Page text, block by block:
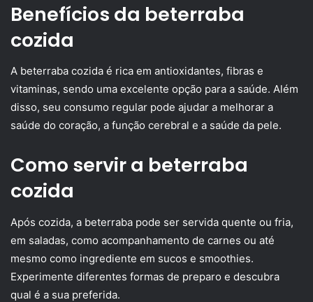
Benefícios da beterraba
cozida
A beterraba cozida é rica em antioxidantes, fibras e
vitaminas, sendo uma excelente opção para a saúde. Além
disso, seu consumo regular pode ajudar a melhorar a
saúde do coração, a função cerebral e a saúde da pele.
Como servir a beterraba
cozida
Após cozida, a beterraba pode ser servida quente ou fria,
em saladas, como acompanhamento de carnes ou até
mesmo como ingrediente em sucos e smoothies.
Experimente diferentes formas de preparo e descubra
qual é a sua preferida.